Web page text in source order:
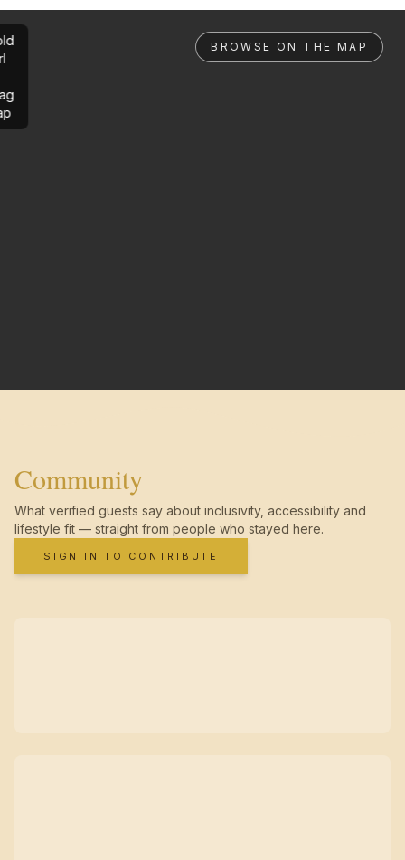
BROWSE ON THE MAP
Community
What verified guests say about inclusivity, accessibility and
lifestyle fit — straight from people who stayed here.
SIGN IN TO CONTRIBUTE